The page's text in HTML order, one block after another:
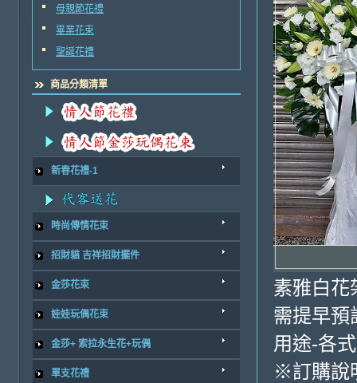
母親節花禮
畢業花束
聖誕花禮
商品分類清單
新春花禮-1
時尚傳情花束
招財貓 吉祥招財擺件
金莎花束
娃娃玩偶花束
金莎+ 索拉永生花+玩偶
單支花禮
素雅白花
需提早預
用途-各
※訂購說